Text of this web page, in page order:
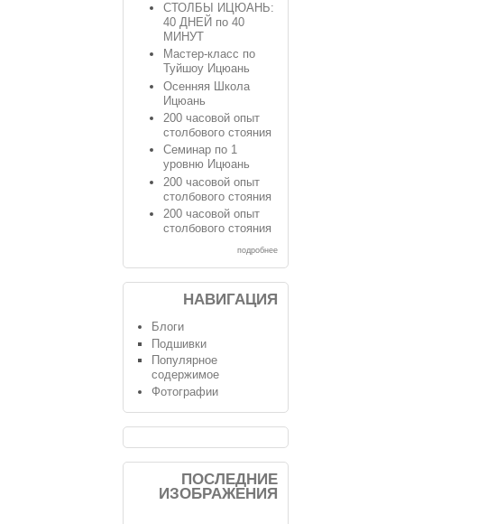
СТОЛБЫ ИЦЮАНЬ:
40 ДНЕЙ по 40
МИНУТ
Мастер-класс по
Туйшоу Ицюань
Осенняя Школа
Ицюань
200 часовой опыт
столбового стояния
Семинар по 1
уровню Ицюань
200 часовой опыт
столбового стояния
200 часовой опыт
столбового стояния
подробнее
НАВИГАЦИЯ
Блоги
Подшивки
Популярное
содержимое
Фотографии
ПОСЛЕДНИЕ
ИЗОБРАЖЕНИЯ